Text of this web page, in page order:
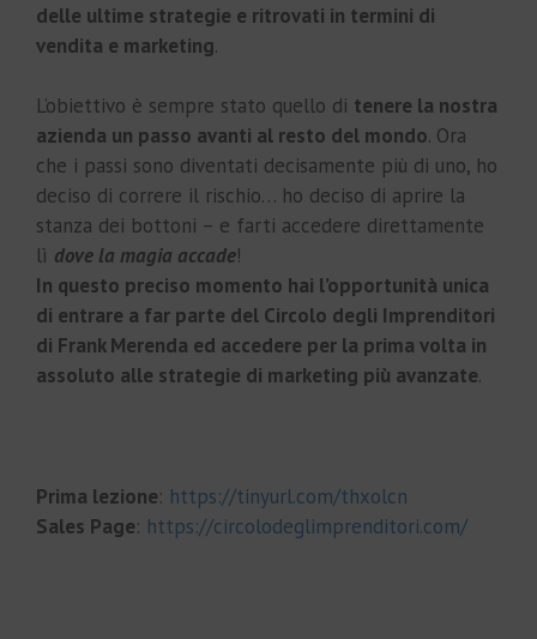
delle ultime strategie e ritrovati in termini di
vendita e marketing.
L’obiettivo è sempre stato quello di tenere la nostra
azienda un passo avanti al resto del mondo. Ora
che i passi sono diventati decisamente più di uno, ho
deciso di correre il rischio… ho deciso di aprire la
stanza dei bottoni – e farti accedere direttamente
lì dove la magia accade!
In questo preciso momento hai l’opportunità unica
di entrare a far parte del Circolo degli Imprenditori
di Frank Merenda ed accedere per la prima volta in
assoluto alle strategie di marketing più avanzate.
Prima lezione: https://tinyurl.com/thxolcn
Sales Page: https://circolodeglimprenditori.com/